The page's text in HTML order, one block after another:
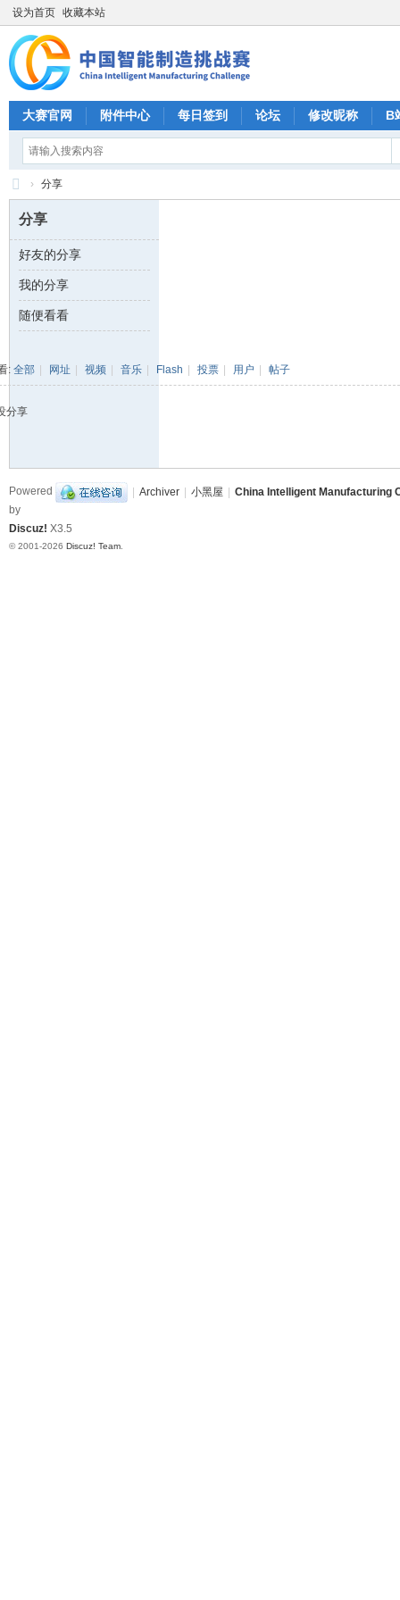
设为首页 收藏本站
大赛官网 附件中心 每日签到 论坛 修改昵称 B
CI
M
C
中
国
能
造
战
赛
B
B
› 分享
分享
好友的分享
我的分享
随便看看
: 全部 网址 视频 音乐 Flash 投票 用户 帖子
分享
| Archiver | 小黑屋 | China Intelligent Manufacturing
Powered
by
Discuz! X3.5
© 2001-2026 Discuz! Team